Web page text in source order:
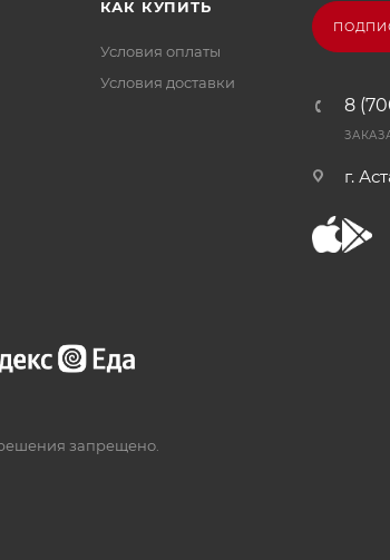
КАК КУПИТЬ
Условия оплаты
Условия доставки
8
г.
запрещено.